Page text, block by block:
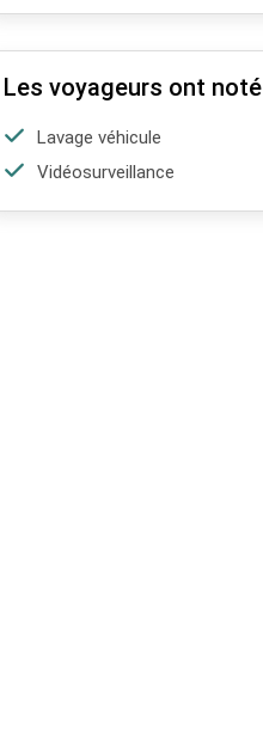
Les voyageurs ont
Lavage véhicule
Vidéosurveillance